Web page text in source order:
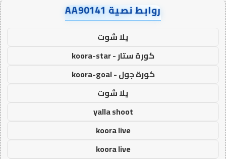
روابط نصية AA90141
يلا شوت
كورة ستار - koora-star
كورة جول - koora-goal
يلا شوت
yalla shoot
koora live
koora live